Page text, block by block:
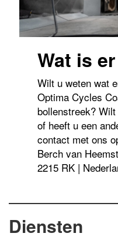
Wat is
Wilt u weten wat
Optima Cycles
bollenstreek?
of heeft u een
contact met ons
Berch van
2215 RK |
Diensten